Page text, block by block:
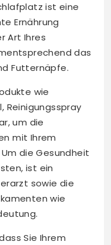
ist eine
Ernährung
Art Ihres
das
Futternäpfe.
wie
Reinigungsspray
um die
mit Ihrem
die Gesundheit
ist ein
sowie die
wie
Sie Ihrem